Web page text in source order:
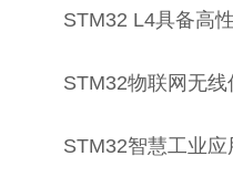
STM32 L4具备高
STM32物联网无线
STM32智慧工业应